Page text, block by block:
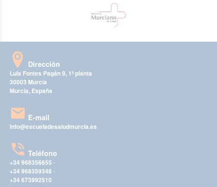
Dirección
Luis Fontes Pagán 9, 1ª planta
30003 Murcia
Murcia, España
E-mail
info@escueladesaludmurcia.es
Teléfono
+34 968356655 -
+34 968359348 -
+34 673992510